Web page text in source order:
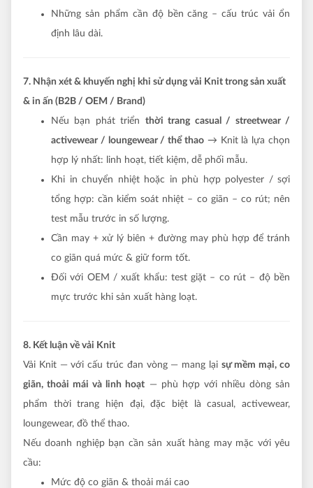
Những sản phẩm cần độ bền căng – cấu trúc vải ổn
định lâu dài.
7. Nhận xét & khuyến nghị khi sử dụng vải Knit trong sản xuất
& in ấn (B2B / OEM / Brand)
Nếu bạn phát triển thời trang casual / streetwear /
activewear / loungewear / thể thao → Knit là lựa chọn
hợp lý nhất: linh hoạt, tiết kiệm, dễ phối mẫu.
Khi in chuyển nhiệt hoặc in phù hợp polyester / sợi
tổng hợp: cần kiểm soát nhiệt – co giãn – co rút; nên
test mẫu trước in số lượng.
Cần may + xử lý biên + đường may phù hợp để tránh
co giãn quá mức & giữ form tốt.
Đối với OEM / xuất khẩu: test giặt – co rút – độ bền
mực trước khi sản xuất hàng loạt.
8. Kết luận về vải Knit
Vải Knit — với cấu trúc đan vòng — mang lại sự mềm mại, co
giãn, thoải mái và linh hoạt — phù hợp với nhiều dòng sản
phẩm thời trang hiện đại, đặc biệt là casual, activewear,
loungewear, đồ thể thao.
Nếu doanh nghiệp bạn cần sản xuất hàng may mặc với yêu
cầu:
Mức độ co giãn & thoải mái cao